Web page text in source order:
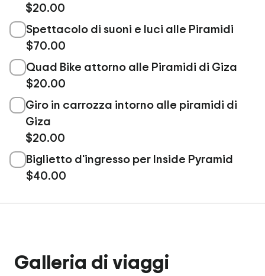
$20.00
Spettacolo di suoni e luci alle Piramidi
$70.00
Quad Bike attorno alle Piramidi di Giza
$20.00
Giro in carrozza intorno alle piramidi di
Giza
$20.00
Biglietto d'ingresso per Inside Pyramid
$40.00
Galleria di viaggi